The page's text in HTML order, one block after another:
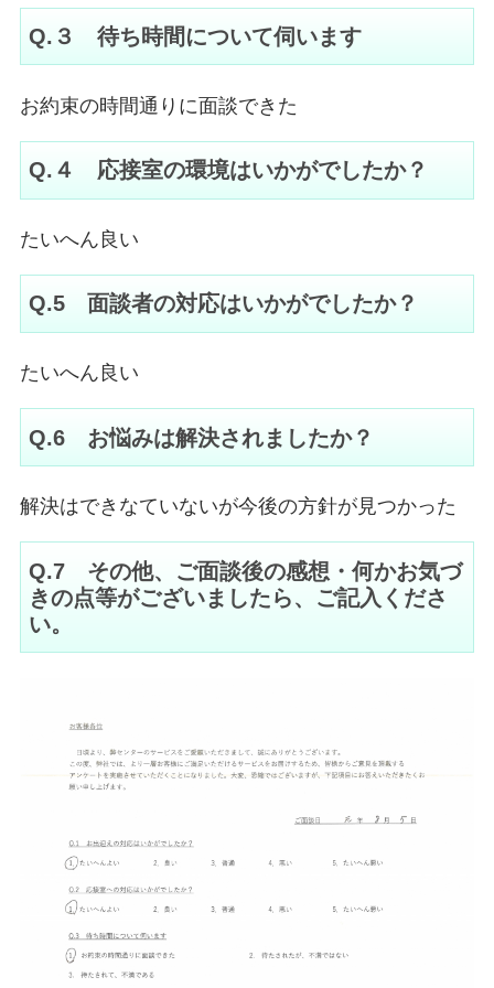
Q.３ 待ち時間について伺います
お約束の時間通りに面談できた
Q.４ 応接室の環境はいかがでしたか？
たいへん良い
Q.5 面談者の対応はいかがでしたか？
たいへん良い
Q.6 お悩みは解決されましたか？
解決はできなていないが今後の方針が見つかった
Q.7 その他、ご面談後の感想・何かお気づ
きの点等がございましたら、ご記入くださ
い。